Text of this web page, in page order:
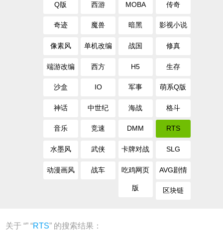
Q版 西游 MOBA 传奇
奇迹 魔兽 暗黑 影视小说
像素风 单机改编 战国 修真
端游改编 西方 H5 生存
沙盒 IO 军事 萌系Q版
神话 中世纪 海战 格斗
音乐 竞速 DMM RTS
水墨风 武侠 卡牌对战 SLG
动漫画风 战车 吃鸡网页
版
AVG剧情
区块链
关于 “” “RTS” 的搜索结果：